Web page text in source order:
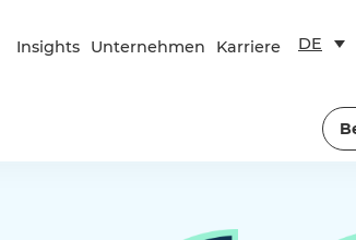
Insights Unternehmen Karriere DE